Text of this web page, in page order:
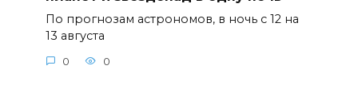
По прогнозам астрономов, в ночь с 12 на
13 августа
0 0